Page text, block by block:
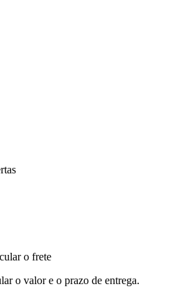
o frete
o valor e o prazo de entrega.